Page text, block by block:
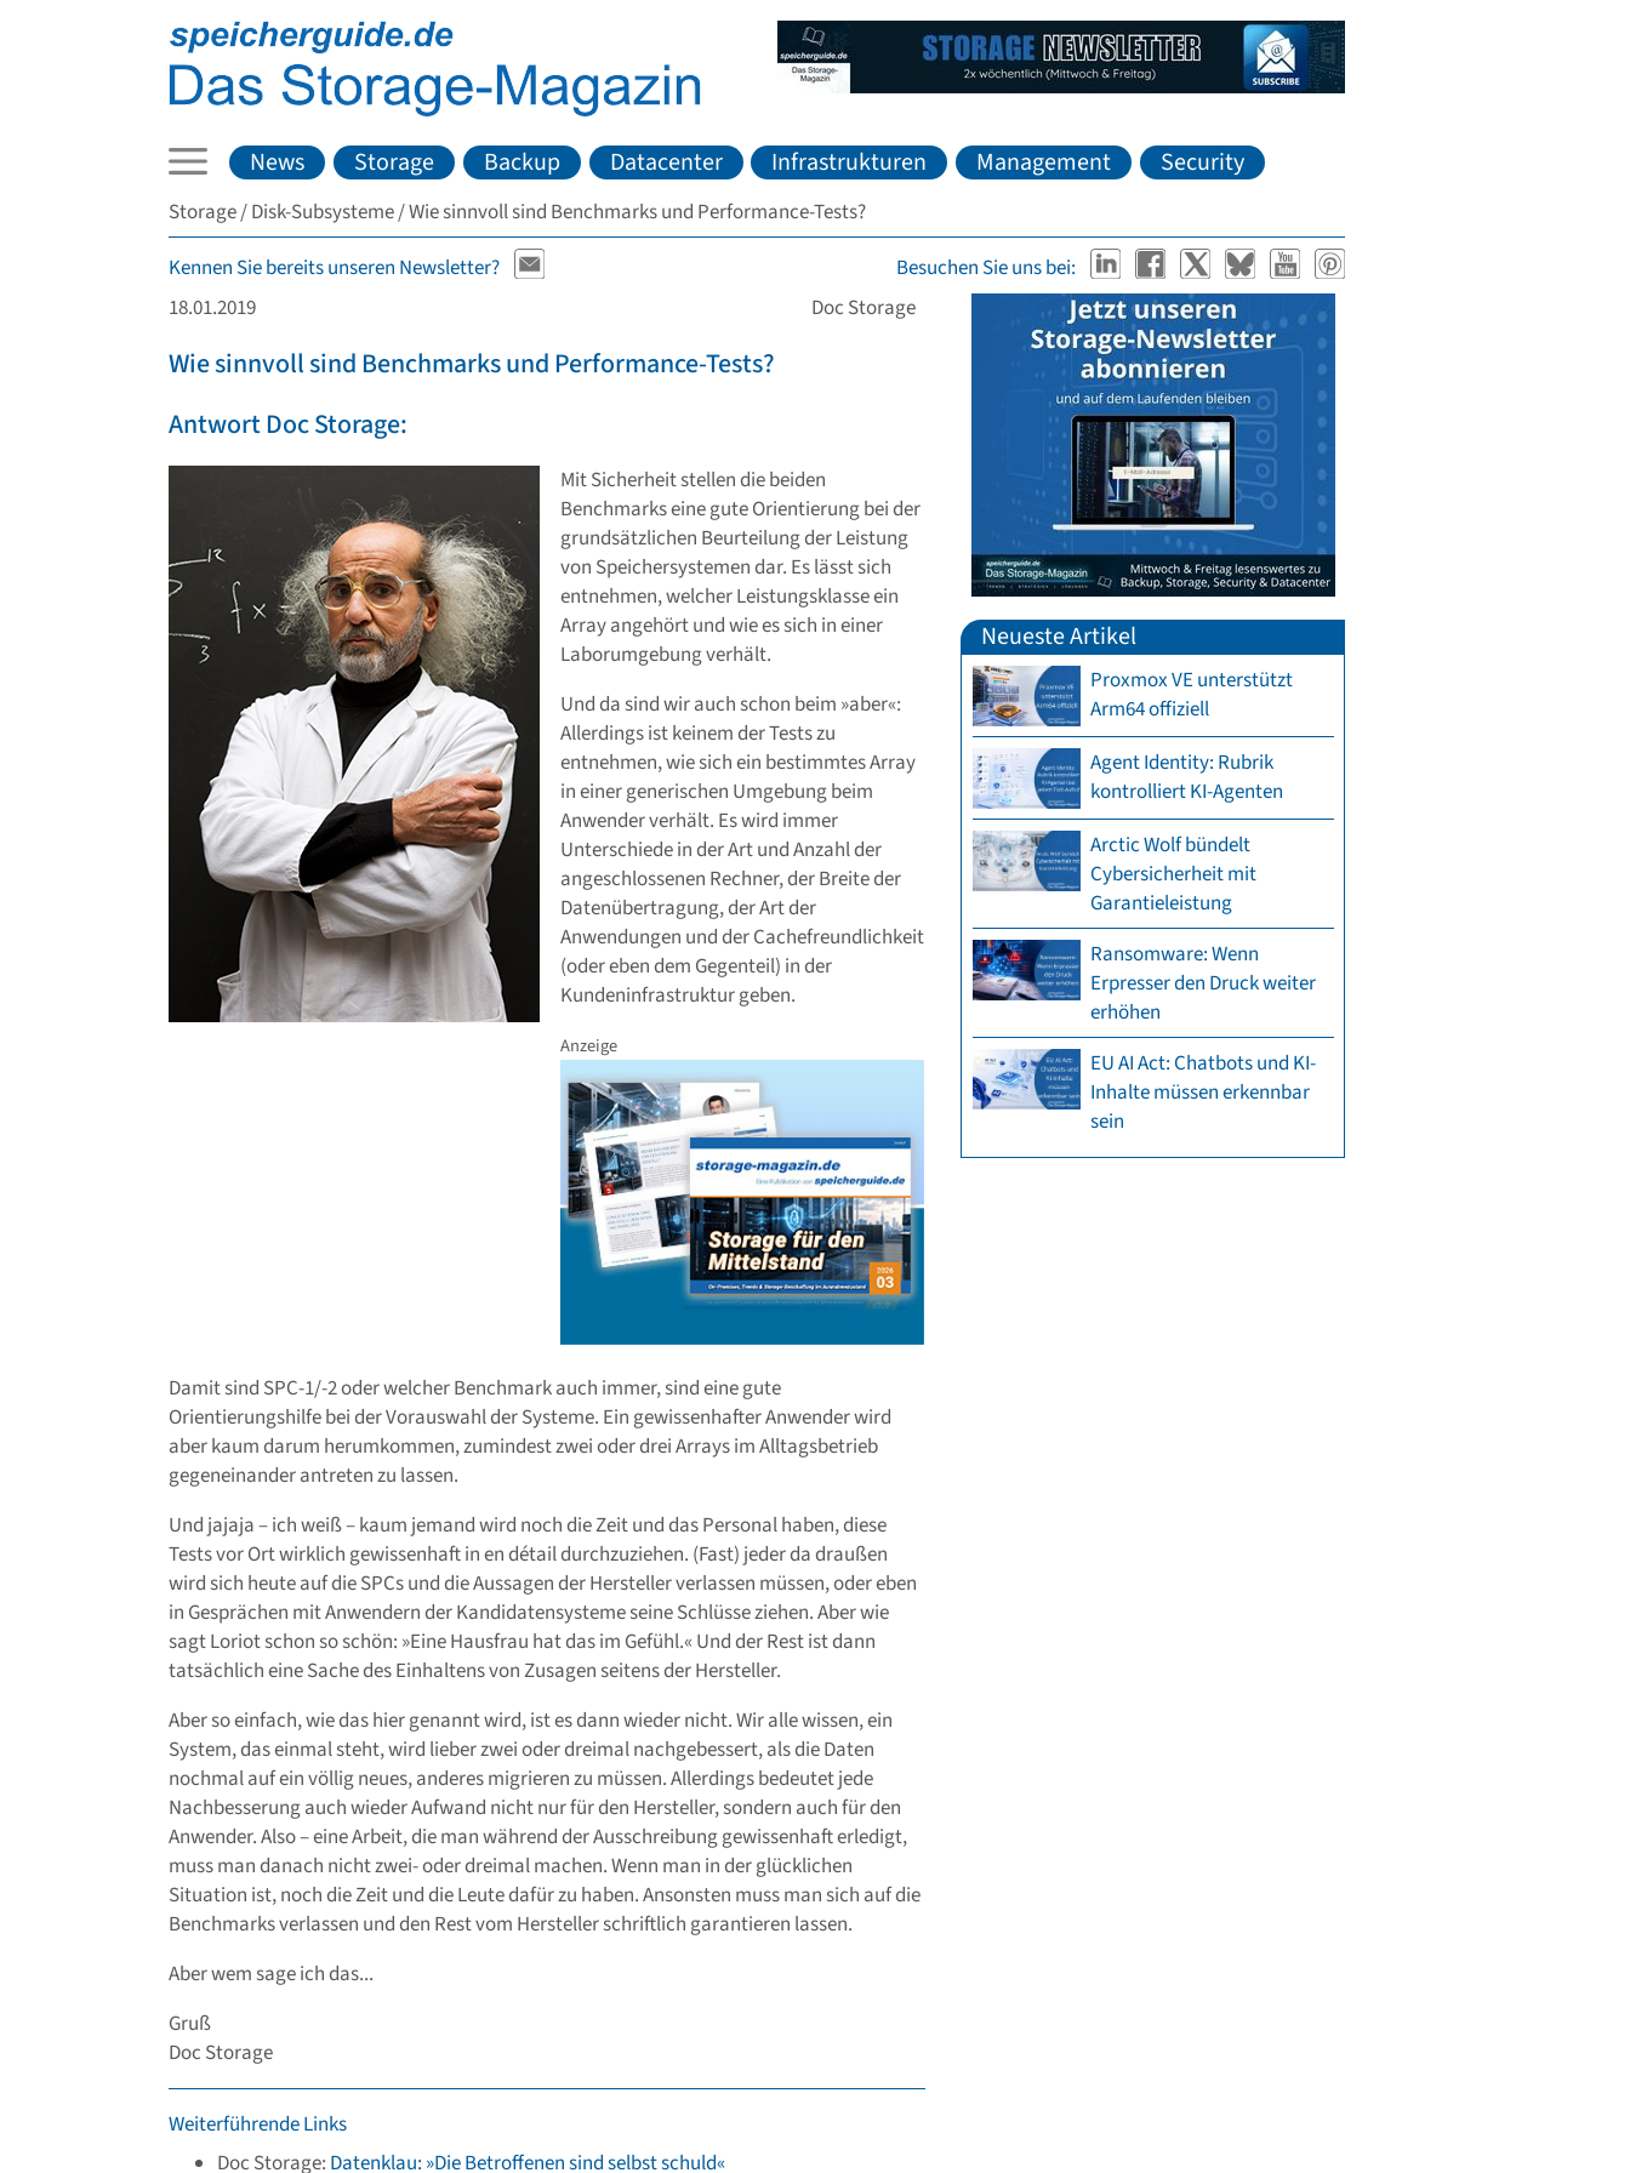
News Storage Backup Datacenter Infrastrukturen Management Security
Storage Disk-Subsysteme Wie sinnvoll sind Benchmarks und Performance-Tests?
Kennen Sie bereits unseren Newsletter?
Besuchen Sie uns bei:
18.01.2019
Doc Storage
Wie sinnvoll sind Benchmarks und Performance-Tests?
Antwort Doc Storage:
Mit Sicherheit stellen die beiden
Benchmarks eine gute Orientierung bei der
grundsätzlichen Beurteilung der Leistung
von Speichersystemen dar. Es lässt sich
entnehmen, welcher Leistungsklasse ein
Array angehört und wie es sich in einer
Laborumgebung verhält.
Und da sind wir auch schon beim »aber«:
Allerdings ist keinem der Tests zu
entnehmen, wie sich ein bestimmtes Array
in einer generischen Umgebung beim
Anwender verhält. Es wird immer
Unterschiede in der Art und Anzahl der
angeschlossenen Rechner, der Breite der
Datenübertragung, der Art der
Anwendungen und der Cachefreundlichkeit
(oder eben dem Gegenteil) in der
Kundeninfrastruktur geben.
Anzeige
Damit sind SPC-1/-2 oder welcher Benchmark auch immer, sind eine gute
Orientierungshilfe bei der Vorauswahl der Systeme. Ein gewissenhafter Anwender wird
aber kaum darum herumkommen, zumindest zwei oder drei Arrays im Alltagsbetrieb
gegeneinander antreten zu lassen.
Und jajaja – ich weiß – kaum jemand wird noch die Zeit und das Personal haben, diese
Tests vor Ort wirklich gewissenhaft in en détail durchzuziehen. (Fast) jeder da draußen
wird sich heute auf die SPCs und die Aussagen der Hersteller verlassen müssen, oder eben
in Gesprächen mit Anwendern der Kandidatensysteme seine Schlüsse ziehen. Aber wie
sagt Loriot schon so schön: »Eine Hausfrau hat das im Gefühl.« Und der Rest ist dann
tatsächlich eine Sache des Einhaltens von Zusagen seitens der Hersteller.
Aber so einfach, wie das hier genannt wird, ist es dann wieder nicht. Wir alle wissen, ein
System, das einmal steht, wird lieber zwei oder dreimal nachgebessert, als die Daten
nochmal auf ein völlig neues, anderes migrieren zu müssen. Allerdings bedeutet jede
Nachbesserung auch wieder Aufwand nicht nur für den Hersteller, sondern auch für den
Anwender. Also – eine Arbeit, die man während der Ausschreibung gewissenhaft erledigt,
muss man danach nicht zwei- oder dreimal machen. Wenn man in der glücklichen
Situation ist, noch die Zeit und die Leute dafür zu haben. Ansonsten muss man sich auf die
Benchmarks verlassen und den Rest vom Hersteller schriftlich garantieren lassen.
Aber wem sage ich das...
Gruß
Doc Storage
Weiterführende Links
Doc Storage: Datenklau: »Die Betroffenen sind selbst schuld«
Neueste Artikel
Proxmox VE unterstützt
Arm64 offiziell
Agent Identity: Rubrik
kontrolliert KI-Agenten
Arctic Wolf bündelt
Cybersicherheit mit
Garantieleistung
Ransomware: Wenn
Erpresser den Druck weiter
erhöhen
EU AI Act: Chatbots und KI-
Inhalte müssen erkennbar
sein